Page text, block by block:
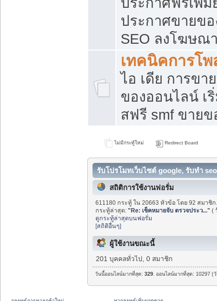
ประกาศขายข
SEO ลงโฆษณ
เทคนิคการโ
ไอ เดีย การขา
ของออนไลน์ เ
สฟรี smf ขาย
ไม่มีกระทู้ใหม่ Redirect Board
รับโปรโมทเว็บไซต์ google, รับทำ
สถิติการใช้งานฟอรั่ม
611180 กระทู้ ใน 20663 หัวข้อ โดย 92 สมาชิ
กระทู้ล่าสุด:"Re: เช็คหมายจับ ตรวจประว..." (
ดูกระทู้ล่าสุดบนฟอรั่ม
[สถิติอื่นๆ]
ผู้ใช้งานขณะนี้
201 บุคคลทั่วไป, 0 สมาชิก
วันนี้ออนไลน์มากที่สุด:329 . ออนไลน์มากที่สุด: 10297